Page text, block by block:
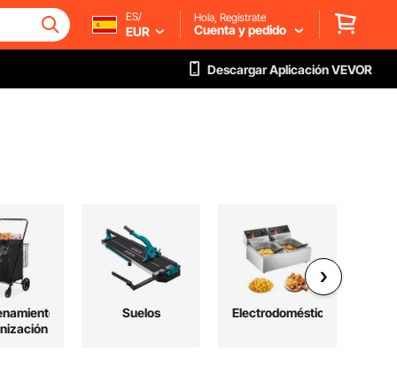
ES/
EUR
Hola, Regístrate
Cuenta y pedido
Descargar Aplicación VEVOR
Suelos Electrodomésticos